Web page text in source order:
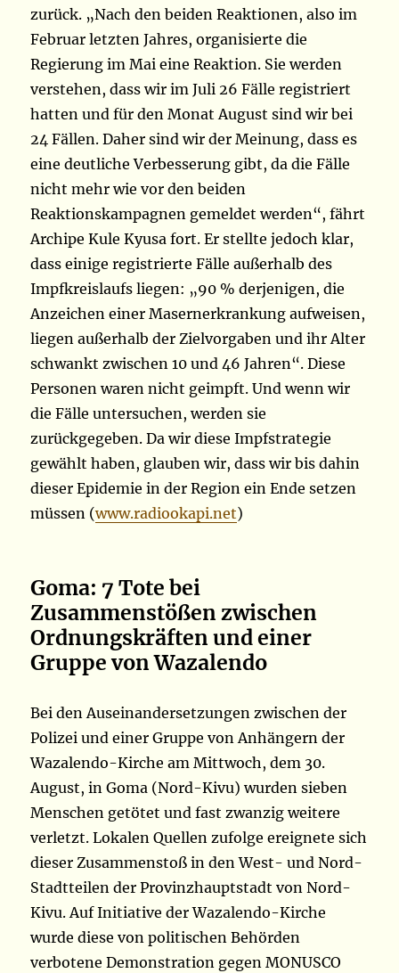
zurück. „Nach den beiden Reaktionen, also im
Februar letzten Jahres, organisierte die
Regierung im Mai eine Reaktion. Sie werden
verstehen, dass wir im Juli 26 Fälle registriert
hatten und für den Monat August sind wir bei
24 Fällen. Daher sind wir der Meinung, dass es
eine deutliche Verbesserung gibt, da die Fälle
nicht mehr wie vor den beiden
Reaktionskampagnen gemeldet werden“, fährt
Archipe Kule Kyusa fort. Er stellte jedoch klar,
dass einige registrierte Fälle außerhalb des
Impfkreislaufs liegen: „90 % derjenigen, die
Anzeichen einer Masernerkrankung aufweisen,
liegen außerhalb der Zielvorgaben und ihr Alter
schwankt zwischen 10 und 46 Jahren“. Diese
Personen waren nicht geimpft. Und wenn wir
die Fälle untersuchen, werden sie
zurückgegeben. Da wir diese Impfstrategie
gewählt haben, glauben wir, dass wir bis dahin
dieser Epidemie in der Region ein Ende setzen
müssen (www.radiookapi.net)
Goma: 7 Tote bei
Zusammenstößen zwischen
Ordnungskräften und einer
Gruppe von Wazalendo
Bei den Auseinandersetzungen zwischen der
Polizei und einer Gruppe von Anhängern der
Wazalendo-Kirche am Mittwoch, dem 30.
August, in Goma (Nord-Kivu) wurden sieben
Menschen getötet und fast zwanzig weitere
verletzt. Lokalen Quellen zufolge ereignete sich
dieser Zusammenstoß in den West- und Nord-
Stadtteilen der Provinzhauptstadt von Nord-
Kivu. Auf Initiative der Wazalendo-Kirche
wurde diese von politischen Behörden
verbotene Demonstration gegen MONUSCO